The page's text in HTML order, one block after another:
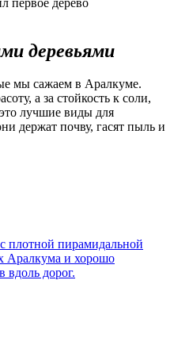
деревьями
мы сажаем в Аралкуме.
а за стойкость к соли,
лучшие виды для
держат почву, гасят пыль и
плотной пирамидальной
Аралкума и хорошо
вдоль дорог.